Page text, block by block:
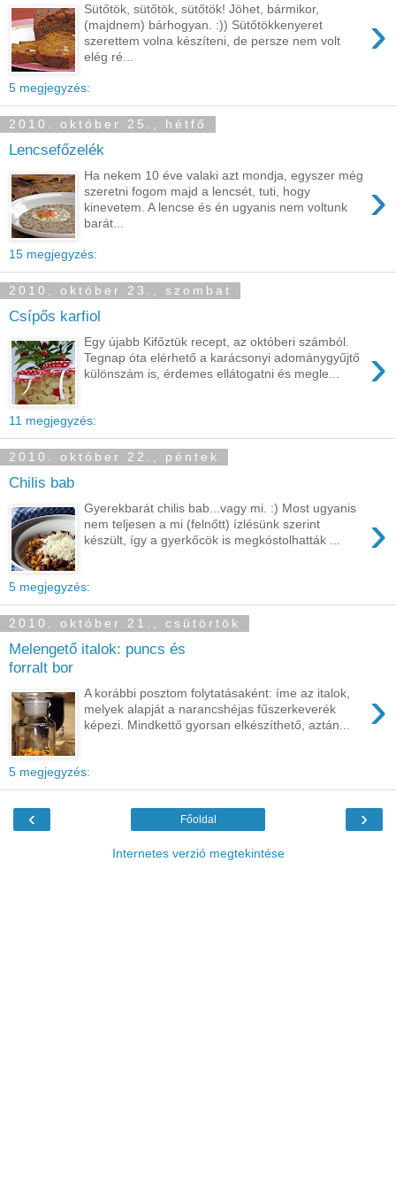
›
Sütőtök, sütőtök, sütőtök! Jöhet, bármikor,
(majdnem) bárhogyan. :)) Sütőtökkenyeret
szerettem volna készíteni, de persze nem volt
elég ré...
5 megjegyzés:
2010. október 25., hétfő
Lencsefőzelék
›
Ha nekem 10 éve valaki azt mondja, egyszer még
szeretni fogom majd a lencsét, tuti, hogy
kinevetem. A lencse és én ugyanis nem voltunk
barát...
15 megjegyzés:
2010. október 23., szombat
Csípős karfiol
›
Egy újabb Kifőztük recept, az októberi számból.
Tegnap óta elérhető a karácsonyi adománygyűjtő
különszám is, érdemes ellátogatni és megle...
11 megjegyzés:
2010. október 22., péntek
Chilis bab
›
Gyerekbarát chilis bab...vagy mi. :) Most ugyanis
nem teljesen a mi (felnőtt) ízlésünk szerint
készült, így a gyerkőcök is megkóstolhatták ...
5 megjegyzés:
2010. október 21., csütörtök
Melengető italok: puncs és
forralt bor
›
A korábbi posztom folytatásaként: íme az italok,
melyek alapját a narancshéjas fűszerkeverék
képezi. Mindkettő gyorsan elkészíthető, aztán...
5 megjegyzés:
‹ ›
Főoldal
Internetes verzió megtekintése